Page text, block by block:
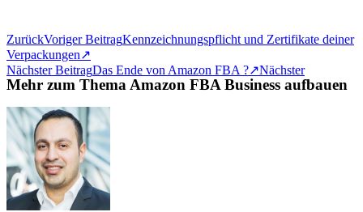
ZurückVoriger BeitragKennzeichnungspflicht und Zertifikate deiner
Verpackungen↗️
Nächster BeitragDas Ende von Amazon FBA ?↗️Nächster
Mehr zum Thema Amazon FBA Business aufbauen